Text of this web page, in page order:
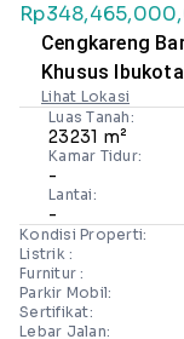
Cengkareng
Khusus
Lihat Lokasi
Luas Tanah:
23231 m²
Kamar Tidur:
-
Lantai:
-
Kondisi Properti:
Listrik :
Furnitur :
Parkir Mobil:
Sertifikat:
Lebar Jalan: